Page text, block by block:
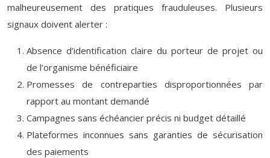
malheureusement des pratiques frauduleuses. Plusieurs
signaux doivent alerter :
Absence d’identification claire du porteur de projet ou
de l’organisme bénéficiaire
Promesses de contreparties disproportionnées par
rapport au montant demandé
Campagnes sans échéancier précis ni budget détaillé
Plateformes inconnues sans garanties de sécurisation
des paiements